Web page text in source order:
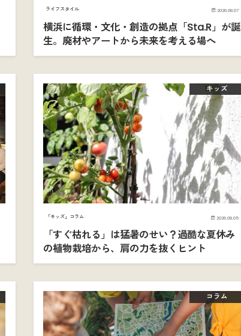
ライフスタイル 2026.08.07
横浜に循環・文化・創造の拠点「Sta.R」が誕
生。廃材やアートから未来を考える場へ
キッズ
「キッズ」コラム 2026.08.05
「すぐ枯れる」は猛暑のせい？過酷な夏休み
の植物栽培から、肩の力を抜くヒント
コラム